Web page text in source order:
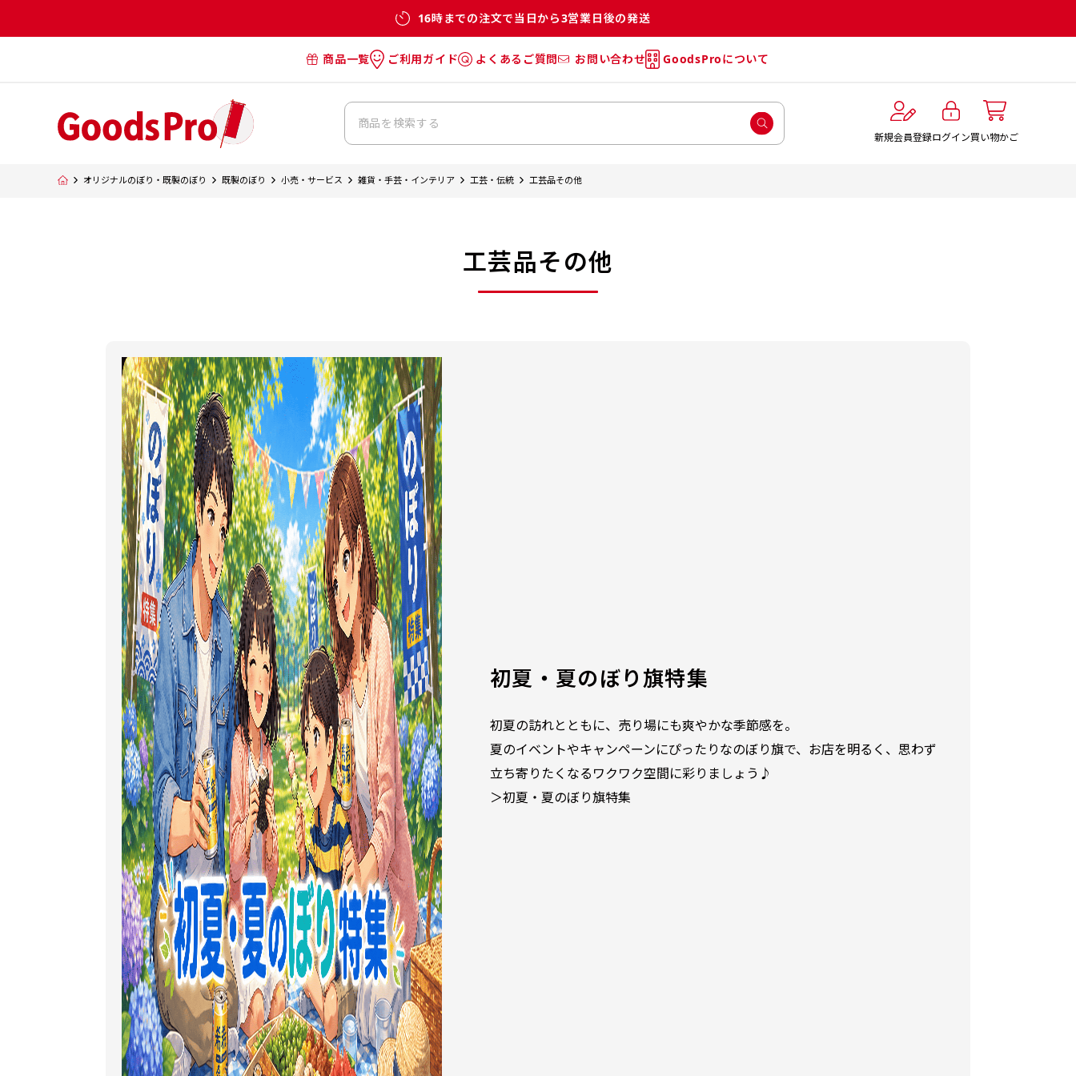
16時までの注文で当日から3営業日後の発送
商品一覧
オリジナルのぼり
オリジナルタオル
横断幕・懸垂幕
ご利用ガイド
のぼりのご利用ガイド
Tシャツのご利用ガイド
よくあるご質問
のぼりのよくあるご質問
お問い合わせ GoodsProについて
新規会員登録ログイン買い物かご
オリジナルのぼり・既製のぼり 既製のぼり 小売・サービス 雑貨・手芸・インテリア 工芸・伝統 工芸品その他
工芸品その他
初夏・夏のぼり旗特集
初夏の訪れとともに、売り場にも爽やかな季節感を。
夏のイベントやキャンペーンにぴったりなのぼり旗で、お店を明るく、思わず
立ち寄りたくなるワクワク空間に彩りましょう♪
＞初夏・夏のぼり旗特集